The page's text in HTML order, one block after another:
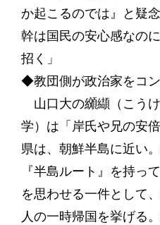
か起こるのでは』と疑
幹は国民の安心感なの
招く」
◆教団側が政治家をコ
山口大の纐纈（こう
学）は「岸氏や兄の安
県は、朝鮮半島に近い
『半島ルート』を持っ
を思わせる一件として
人の一時帰国を挙げる